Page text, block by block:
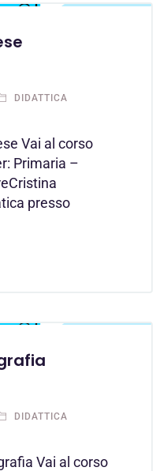
DIDATTICA
Vai al corso
Primaria –
presso
DIDATTICA
Vai al corso